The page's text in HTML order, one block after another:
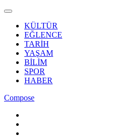
KÜLTÜR
EĞLENCE
TARİH
YAŞAM
BİLİM
SPOR
HABER
Compose